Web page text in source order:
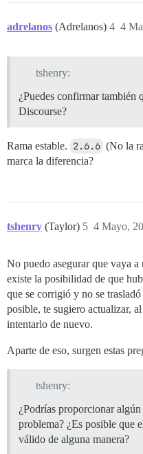
adrelanos (Adrelanos) 4
4
tshenry:
¿Puedes confirmar también
Discourse?
Rama estable. 2.6.6 (No la
marca la diferencia?
tshenry (Taylor) 4 Mayo,
5
No puedo asegurar que vaya
existe la posibilidad de que
que se corrigió y no se
posible, te sugiero actualizar,
intentarlo de nuevo.
Aparte de eso, surgen estas
tshenry:
¿Podrías proporcionar
problema? ¿Es posible que
válido de alguna manera?